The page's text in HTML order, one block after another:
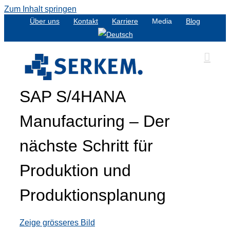
Zum Inhalt springen
Über uns Kontakt Karriere Media Blog
Zeige grösseres Bild
SAP S/4HANA
Manufacturing – Der
nächste Schritt für
Produktion und
Produktionsplanung